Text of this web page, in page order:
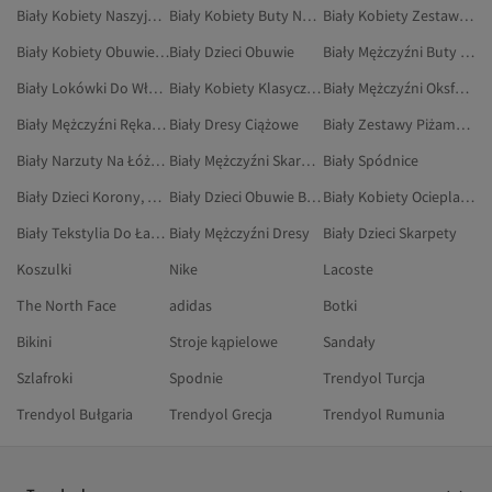
Biały Kobiety Naszyjniki Biały Kobiety Buty Na Co Dzień
Biały Kobiety Zestawy Dresowe
Biały Kobiety Obuwie WieczoroweBiały Dzieci Obuwie
Biały Mężczyźni Buty Na Płaskim Obcasie
Biały Lokówki Do Włosów
Biały Kobiety Klasyczne Płaszcze
Biały Mężczyźni Oksfordki
Biały Mężczyźni Rękawiczki Biały Dresy Ciążowe
Biały Zestawy Piżamowe
Biały Narzuty Na Łóżko Jednoosobowe
Biały Mężczyźni Skarpety Biały Spódnice
Biały Dzieci Korony, Opaski Do Włosów I Spinki
Biały Dzieci Obuwie Biurowe
Biały Kobiety Ocieplacze Na Szyję
Biały Tekstylia Do Łazienki Biały Mężczyźni Dresy
Biały Dzieci Skarpety
Koszulki
Nike
Lacoste
The North Face
adidas
Botki
Bikini
Stroje kąpielowe
Sandały
Szlafroki
Spodnie
Trendyol Turcja
Trendyol Bułgaria
Trendyol Grecja Trendyol Rumunia